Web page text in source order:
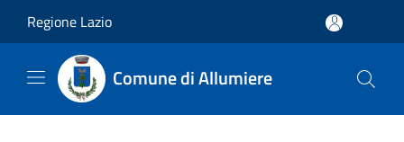
Regione Lazio
Comune di Allumiere